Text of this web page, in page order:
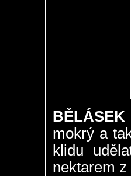
BĚLÁSEK
mokrý a
klidu
nektarem